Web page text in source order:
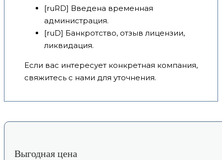
[ruRD] Введена временная
администрация.
[ruD] Банкротство, отзыв лицензии,
ликвидация.
Если вас интересует конкретная компания,
свяжитесь с нами для уточнения.
Выгодная цена